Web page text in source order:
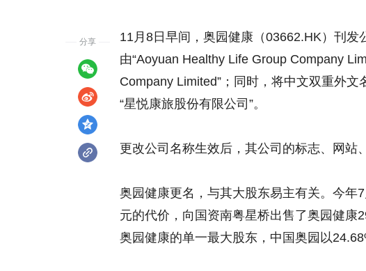
11月8日早间，奥园健康（03662.HK）刊
由“Aoyuan Healthy Life Group Company
Company Limited”；同时，将中文双重外文
“星悦康旅股份有限公司”。
更改公司名称生效后，其公司的标志、网站
奥园健康更名，与其大股东易主有关。今年
元的代价，向国资南粤星桥出售了奥园健康
奥园健康的单一最大股东，中国奥园以
分享